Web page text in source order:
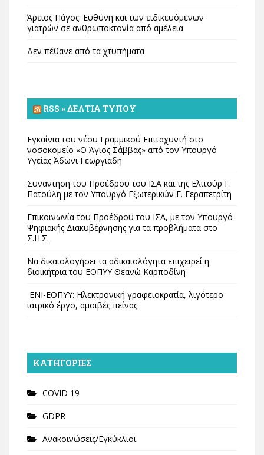
Άρειος Πάγος: Ευθύνη και των ειδικευόμενων
γιατρών σε ανθρωποκτονία από αμέλεια
Δεν πέθανε από τα χτυπήματα
RSS » ΔΕΛΤΊΑ ΤΎΠΟΥ
Εγκαίνια του νέου Γραμμικού Επιταχυντή στο
νοσοκομείο «Ο Άγιος Σάββας» από τον Υπουργό
Υγείας Άδωνι Γεωργιάδη
Συνάντηση του Προέδρου του ΙΣΑ και της Ελιτούρ Γ.
Πατούλη με τον Υπουργό Εξωτερικών Γ. Γεραπετρίτη
Επικοινωνία του Προέδρου του ΙΣΑ, με τον Υπουργό
Ψηφιακής Διακυβέρνησης για τα προβλήματα στο
Σ.Η.Σ.
Να δικαιολογήσει τα αδικαιολόγητα επιχειρεί η
διοικήτρια του ΕΟΠΥΥ Θεανώ Καρποδίνη
ΕΝΙ-ΕΟΠΥΥ: Ηλεκτρονική γραφειοκρατία, λιγότερο
ιατρικό έργο, αμοιβές πείνας
KΑΤΗΓΟΡΊΕΣ
COVID 19
GDPR
Ανακοινώσεις/Εγκύκλιοι